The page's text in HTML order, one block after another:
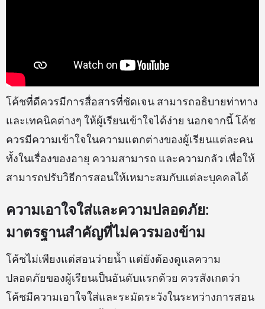
โค้ชที่ดีควรมีการสื่อสารที่ชัดเจน สามารถอธิบายท่าทาง
และเทคนิคต่างๆ ให้ผู้เรียนเข้าใจได้ง่าย นอกจากนี้ โค้ช
ควรมีความเข้าใจในความแตกต่างของผู้เรียนแต่ละคน
ทั้งในเรื่องของอายุ ความสามารถ และความกลัว เพื่อให้
สามารถปรับวิธีการสอนให้เหมาะสมกับแต่ละบุคคลได้
ความเอาใจใส่และความปลอดภัย:
มาตรฐานสำคัญที่ไม่ควรมองข้าม
โค้ชไม่เพียงแต่สอนว่ายน้ำ แต่ยังต้องดูแลความ
ปลอดภัยของผู้เรียนเป็นอันดับแรกด้วย ควรสังเกตว่า
โค้ชมีความเอาใจใส่และระมัดระวังในระหว่างการสอน